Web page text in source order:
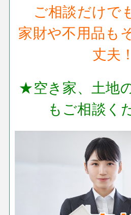
ご相談だけで
家財や不用品も
丈夫！
★空き家、土地
もご相談く